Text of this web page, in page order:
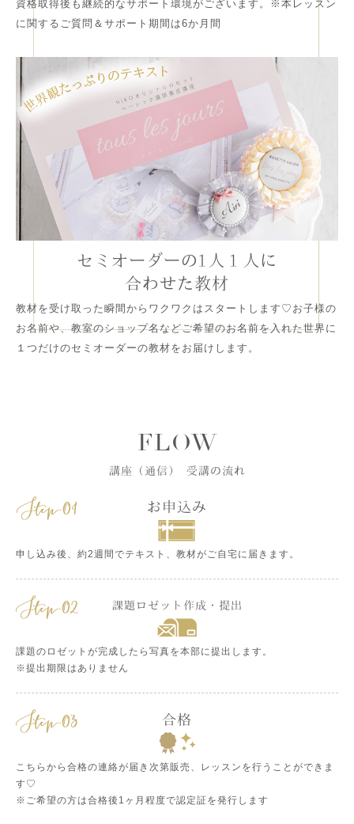
資格取得後も継続的なサポート環境がございます。※本レッスン
に関するご質問＆サポート期間は6か月間
セミオーダーの1人１人に
合わせた教材
教材を受け取った瞬間からワクワクはスタートします♡お子様の
お名前や、教室のショップ名などご希望のお名前を入れた世界に
１つだけのセミオーダーの教材をお届けします。
FLOW
講座（通信） 受講の流れ
お申込み
申し込み後、約2週間でテキスト、教材がご自宅に届きます。
課題ロゼット作成・提出
課題のロゼットが完成したら写真を本部に提出します。
※提出期限はありません
合格
こちらから合格の連絡が届き次第販売、レッスンを行うことができま
す♡
※ご希望の方は合格後1ヶ月程度で認定証を発行します